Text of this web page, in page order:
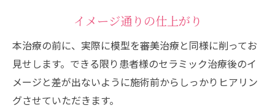
イメージ通りの仕上がり
本治療の前に、実際に模型を審美治療と同様に削ってお
見せします。できる限り患者様のセラミック治療後のイ
メージと差が出ないように施術前からしっかりヒアリン
グさせていただきます。